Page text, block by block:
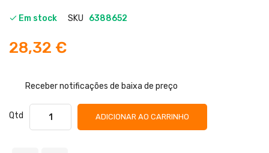
Em stock SKU 6388652
28,32 €
Receber notificações de baixa de preço
Qtd ADICIONAR AO CARRINHO